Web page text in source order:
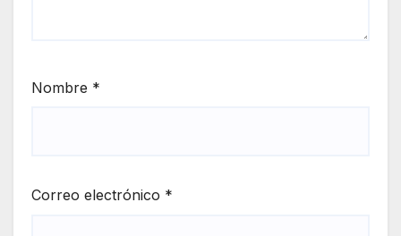
Nombre *
Correo electrónico *